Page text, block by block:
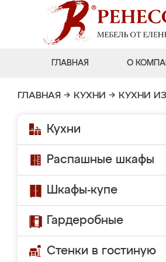
ГЛАВНАЯ О
ГЛАВНАЯ → КУХНИ → КУХНИ
Кухни
Распашные шкафы
Шкафы-купе
Гардеробные
Стенки в гостиную